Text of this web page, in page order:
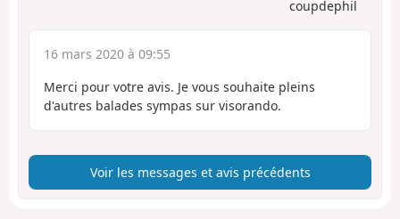
coupdephil
16 mars 2020 à 09:55
Merci pour votre avis. Je vous souhaite pleins
d'autres balades sympas sur visorando.
Voir les messages et avis précédents